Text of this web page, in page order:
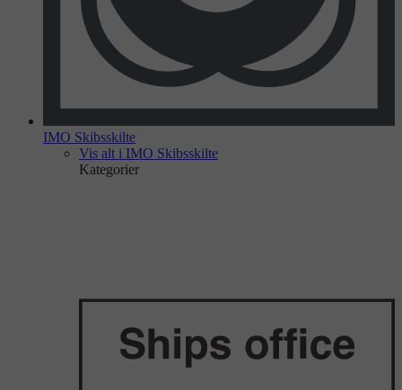
IMO Skibsskilte
Vis alt i IMO Skibsskilte
Kategorier